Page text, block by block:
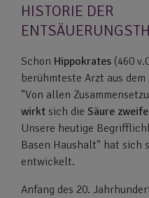
HISTORIE DER
Schon Hippokrates (460
berühmteste Arzt aus
"Von allen
wirkt sich die Säure
Unsere heutige
Basen Haushalt" hat sich
entwickelt.
Anfang des 20.